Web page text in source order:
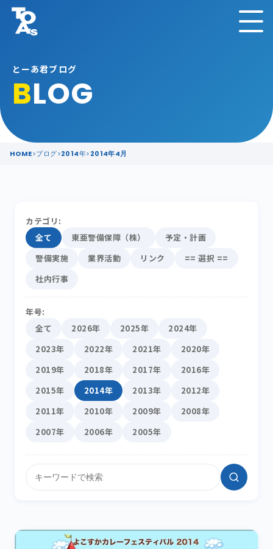
とーあ君ブログ
BLOG
HOME ブログ 2014年 2014年4月
カテゴリ:
全て
東亜警備保障（株）
予定・計画
警備実施
業界活動 リンク
== 選択 ==
社内行事
年号:
全て
2026年 2025年
2024年
2023年
2022年 2021年
2020年
2019年
2018年 2017年
2016年
2015年
2014年 2013年
2012年
2011年
2010年 2009年
2008年
2007年
2006年 2005年
サイト内検索